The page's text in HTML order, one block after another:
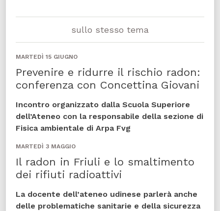
sullo stesso tema
MARTEDÌ 15 GIUGNO
Prevenire e ridurre il rischio radon:
conferenza con Concettina Giovani
Incontro organizzato dalla Scuola Superiore
dell’Ateneo con la responsabile della sezione di
Fisica ambientale di Arpa Fvg
MARTEDÌ 3 MAGGIO
Il radon in Friuli e lo smaltimento
dei rifiuti radioattivi
La docente dell’ateneo udinese parlerà anche
delle problematiche sanitarie e della sicurezza